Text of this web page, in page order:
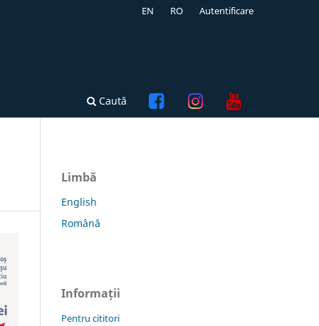
Caută
EN RO Autentificare
Limbă
English
Română
Informații
Pentru cititori